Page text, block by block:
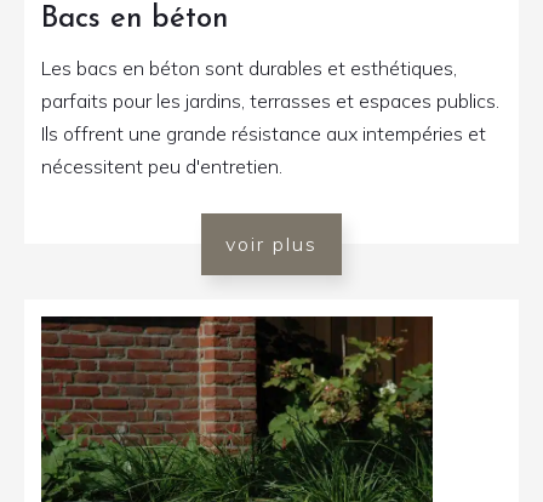
Bacs en béton
Les bacs en béton sont durables et esthétiques,
parfaits pour les jardins, terrasses et espaces publics.
Ils offrent une grande résistance aux intempéries et
nécessitent peu d'entretien.
voir plus